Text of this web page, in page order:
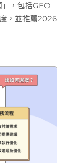
，包括GEO
，並推薦2026